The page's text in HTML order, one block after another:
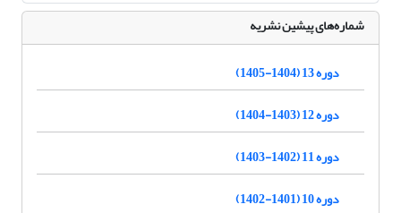
شماره‌های پیشین نشریه
دوره 13 (1404-1405)
دوره 12 (1403-1404)
دوره 11 (1402-1403)
دوره 10 (1401-1402)